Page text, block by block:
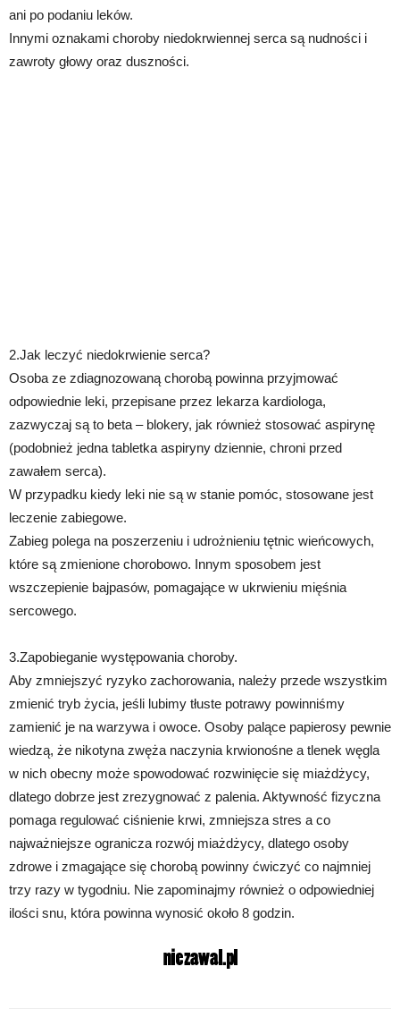
ani po podaniu leków.
Innymi oznakami choroby niedokrwiennej serca są nudności i
zawroty głowy oraz duszności.
2.Jak leczyć niedokrwienie serca?
Osoba ze zdiagnozowaną chorobą powinna przyjmować
odpowiednie leki, przepisane przez lekarza kardiologa,
zazwyczaj są to beta – blokery, jak również stosować aspirynę
(podobnież jedna tabletka aspiryny dziennie, chroni przed
zawałem serca).
W przypadku kiedy leki nie są w stanie pomóc, stosowane jest
leczenie zabiegowe.
Zabieg polega na poszerzeniu i udrożnieniu tętnic wieńcowych,
które są zmienione chorobowo. Innym sposobem jest
wszczepienie bajpasów, pomagające w ukrwieniu mięśnia
sercowego.
3.Zapobieganie występowania choroby.
Aby zmniejszyć ryzyko zachorowania, należy przede wszystkim
zmienić tryb życia, jeśli lubimy tłuste potrawy powinniśmy
zamienić je na warzywa i owoce. Osoby palące papierosy pewnie
wiedzą, że nikotyna zwęża naczynia krwionośne a tlenek węgla
w nich obecny może spowodować rozwinięcie się miażdżycy,
dlatego dobrze jest zrezygnować z palenia. Aktywność fizyczna
pomaga regulować ciśnienie krwi, zmniejsza stres a co
najważniejsze ogranicza rozwój miażdżycy, dlatego osoby
zdrowe i zmagające się chorobą powinny ćwiczyć co najmniej
trzy razy w tygodniu. Nie zapominajmy również o odpowiedniej
ilości snu, która powinna wynosić około 8 godzin.